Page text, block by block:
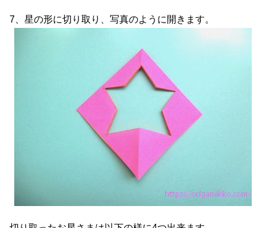
7、星の形に切り取り、写真のように開きます。